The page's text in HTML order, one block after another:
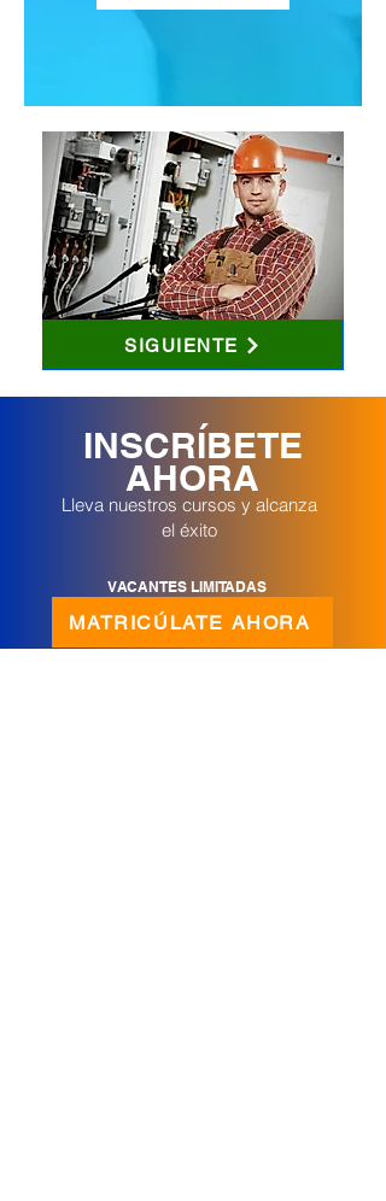
SIGUIENTE
INSCRÍBETE
AHORA
Lleva nuestros cursos y alcanza
el éxito
VACANTES LIMITADAS
MATRICÚLATE AHORA